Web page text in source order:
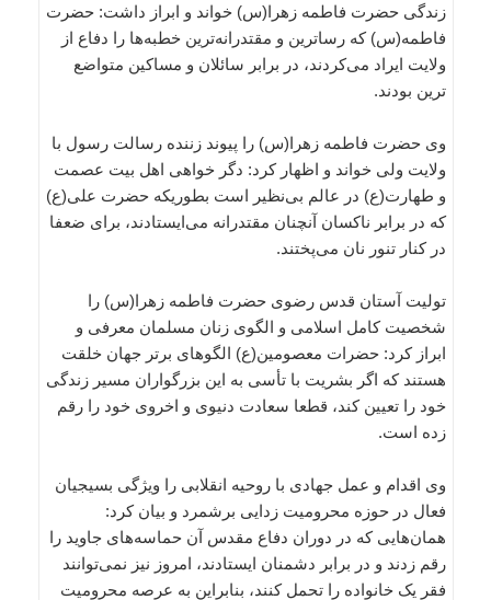
زندگی حضرت فاطمه زهرا(س) خواند و ابراز داشت: حضرت
فاطمه(س) که رساترین و مقتدرانه‌ترین خطبه‌ها را دفاع از
ولایت ایراد می‌کردند، در برابر سائلان و مساکین متواضع
ترین بودند.
وی حضرت فاطمه زهرا(س) را پیوند زننده رسالت رسول با
ولایت ولی خواند و اظهار کرد: دگر خواهی اهل بیت عصمت
و طهارت(ع) در عالم بی‌نظیر است بطوریکه حضرت علی(ع)
که در برابر ناکسان آنچنان مقتدرانه می‌ایستادند، برای ضعفا
در کنار تنور نان می‌پختند.
تولیت آستان قدس رضوی حضرت فاطمه زهرا(س) را
شخصیت کامل اسلامی و الگوی زنان مسلمان معرفی و
ابراز کرد: حضرات معصومین(ع) الگوهای برتر جهان خلقت
هستند که اگر بشریت با تأسی به این بزرگواران مسیر زندگی
خود را تعیین کند، قطعا سعادت دنیوی و اخروی خود را رقم
زده است.
وی اقدام و عمل جهادی با روحیه انقلابی را ویژگی بسیجیان
فعال در حوزه محرومیت زدایی برشمرد و بیان کرد:
همان‌هایی که در دوران دفاع مقدس آن حماسه‌های جاوید را
رقم زدند و در برابر دشمنان ایستادند، امروز نیز نمی‌توانند
فقر یک خانواده را تحمل کنند، بنابراین به عرصه محرومیت